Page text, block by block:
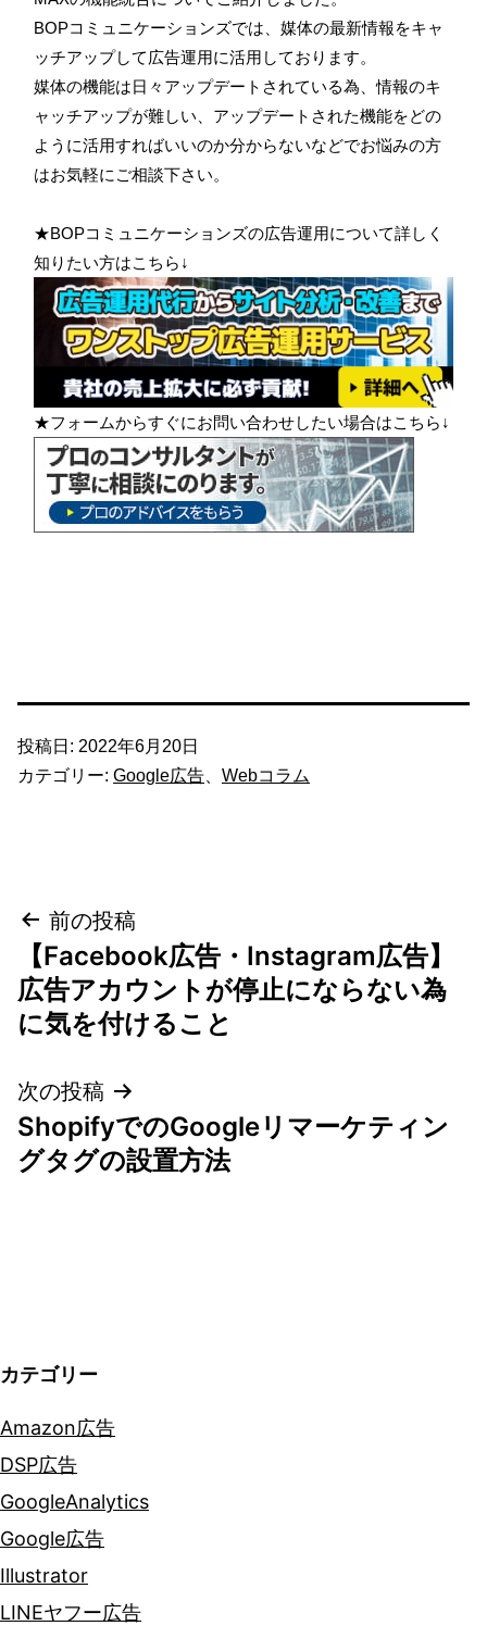
BOPコミュニケーションズでは、媒体の最新情報をキャ
ッチアップして広告運用に活用しております。
媒体の機能は日々アップデートされている為、情報のキ
ャッチアップが難しい、アップデートされた機能をどの
ように活用すればいいのか分からないなどでお悩みの方
はお気軽にご相談下さい。
★BOPコミュニケーションズの広告運用について詳しく
知りたい方はこちら↓
★フォームからすぐにお問い合わせしたい場合はこちら↓
投稿日: 2022年6月20日
カテゴリー: Google広告 Webコラム
投
稿
ナ
ビ
ゲ
ー
前の投稿
【Facebook広告・Instagram広告】
広告アカウントが停止にならない為
に気を付けること
次の投稿
ShopifyでのGoogleリマーケティン
グタグの設置方法
カテゴリー
Amazon広告
DSP広告
GoogleAnalytics
Google広告
Illustrator
LINEヤフー広告